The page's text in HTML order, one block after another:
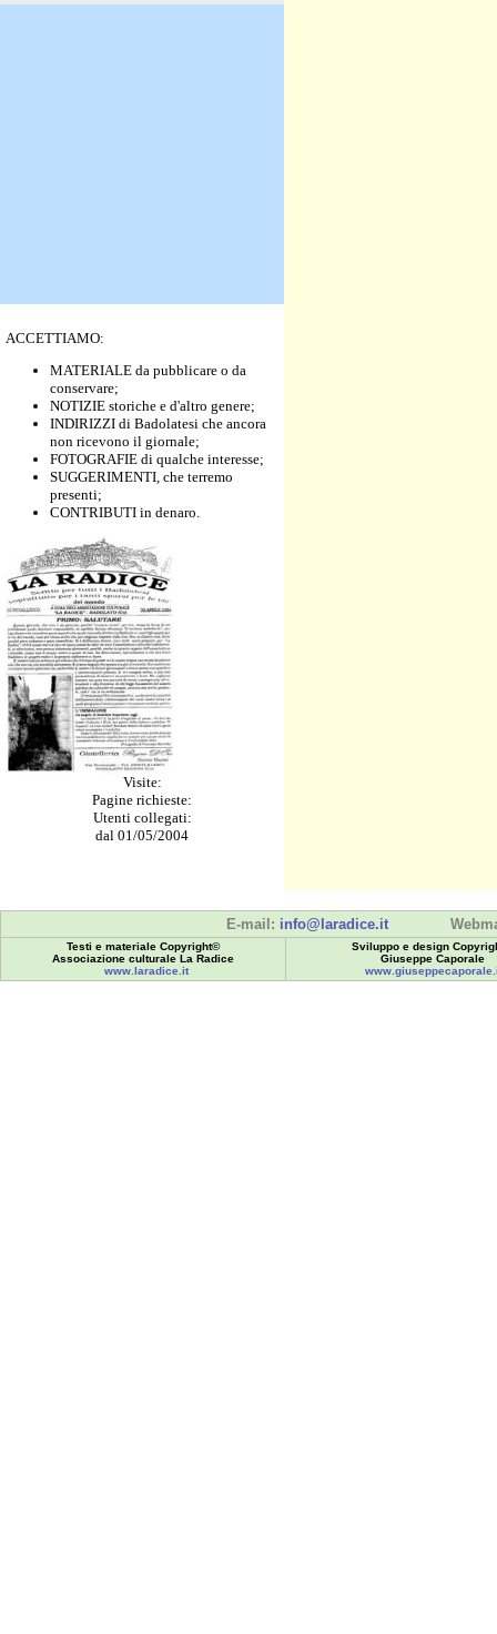
ACCETTIAMO:
MATERIALE da pubblicare o da
conservare;
NOTIZIE storiche e d'altro genere;
INDIRIZZI di Badolatesi che ancora
non ricevono il giornale;
FOTOGRAFIE di qualche interesse;
SUGGERIMENTI, che terremo
presenti;
CONTRIBUTI in denaro.
Visite:
Pagine richieste:
Utenti collegati:
dal 01/05/2004
E-mail: info@laradice.it
Testi e materiale Copyright©
Associazione culturale La Radice
www.laradice.it
Sviluppo e design
Giuseppe Caporale